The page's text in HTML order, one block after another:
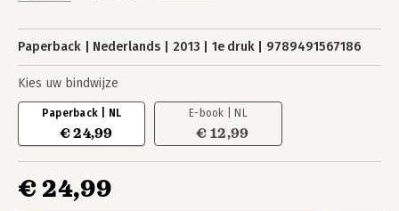
Paperback Nederlands 2013 1e druk 9789491567186
Kies uw bindwijze
Paperback | NL
€ 24,99
E-book | NL
€ 12,99
€ 24,99